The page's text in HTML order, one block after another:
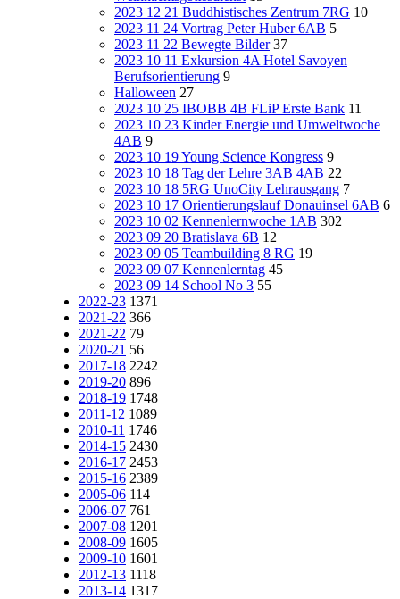
2023 12 21 Buddhistisches Zentrum 7RG 10
2023 11 24 Vortrag Peter Huber 6AB 5
2023 11 22 Bewegte Bilder 37
2023 10 11 Exkursion 4A Hotel Savoyen
Berufsorientierung 9
Halloween 27
2023 10 25 IBOBB 4B FLiP Erste Bank 11
2023 10 23 Kinder Energie und Umweltwoche
4AB 9
2023 10 19 Young Science Kongress 9
2023 10 18 Tag der Lehre 3AB 4AB 22
2023 10 18 5RG UnoCity Lehrausgang 7
2023 10 17 Orientierungslauf Donauinsel 6AB 6
2023 10 02 Kennenlernwoche 1AB 302
2023 09 20 Bratislava 6B 12
2023 09 05 Teambuilding 8 RG 19
2023 09 07 Kennenlerntag 45
2023 09 14 School No 3 55
2022-23 1371
2021-22 366
2021-22 79
2020-21 56
2017-18 2242
2019-20 896
2018-19 1748
2011-12 1089
2010-11 1746
2014-15 2430
2016-17 2453
2015-16 2389
2005-06 114
2006-07 761
2007-08 1201
2008-09 1605
2009-10 1601
2012-13 1118
2013-14 1317